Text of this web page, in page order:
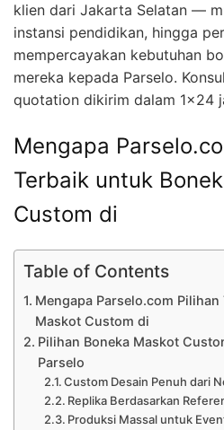
klien dari Jakarta Selatan —
instansi pendidikan, hingga
mempercayakan kebutuhan
mereka kepada Parselo.
quotation dikirim dalam 1×24
Mengapa
Terbaik untuk
Custom di
Table of Contents
Mengapa Parselo.com
Maskot Custom di
Pilihan Boneka Maskot
Parselo
Custom Desain Penuh dari
Replika Berdasarkan
Produksi Massal untuk